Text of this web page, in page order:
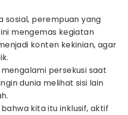
sosial, perempuan yang
mengemas kegiatan
konten kekinian, agar
persekusi saat
dunia melihat sisi lain
kita itu inklusif, aktif